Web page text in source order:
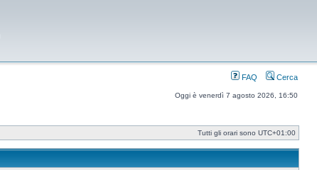
FAQ Cerca
Oggi è venerdì 7 agosto 2026, 16:50
Tutti gli orari sono UTC+01:00